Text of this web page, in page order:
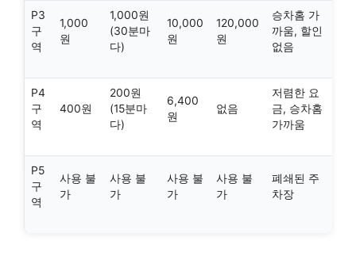
P3
구
역
1,000
원
1,000원
(30분마
다)
10,000
원
120,000
원
승차홈 가
까움, 할인
없음
P4
구
역
400원
200원
(15분마
다)
6,400
원
없음
저렴한 요
금, 승차홈
가까움
P5
구
역
사용 불
가
사용 불
가
사용 불
가
사용 불
가
폐쇄된 주
차장